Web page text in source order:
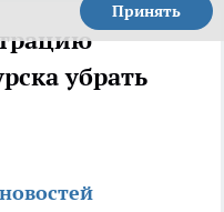
Принять
убрать